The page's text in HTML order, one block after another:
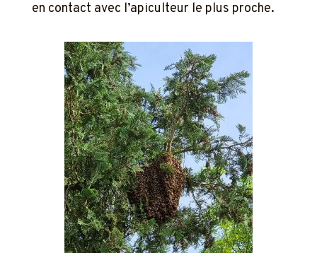
en contact avec l’apiculteur le plus proche.